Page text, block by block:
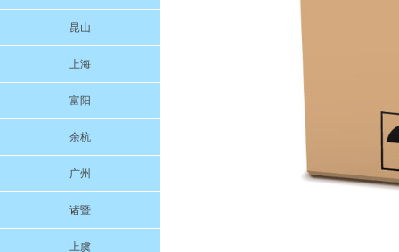
昆山
上海
富阳
余杭
广州
诸暨
上虞